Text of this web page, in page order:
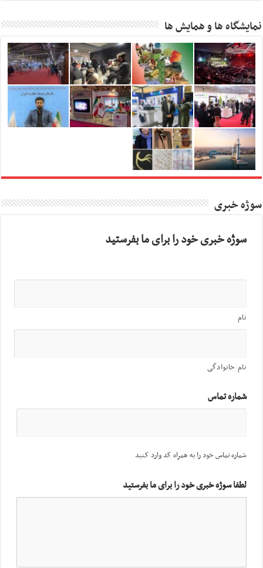
نمایشگاه ها و همایش ها
سوژه خبری
سوژه خبری خود را برای ما بفرستید
نام
نام خانوادگی
شماره تماس
شماره تماس خود را به همراه کد وارد کنید
لطفا سوژه خبری خود را برای ما بفرستید